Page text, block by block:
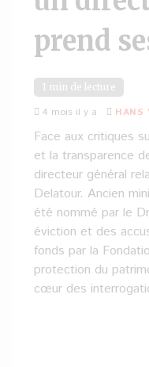
prend
1 min de lecture
4 mois il y a HANS
Face aux critiques
et la transparence
directeur général
Delatour. Ancien
été nommé par le
éviction et des
fonds par la
protection du
cœur des